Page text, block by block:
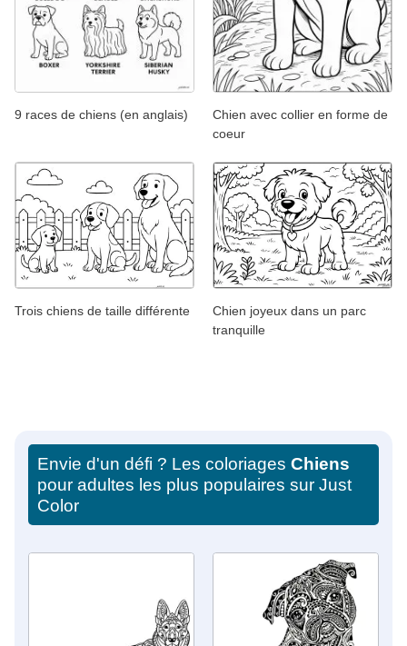
9 races de chiens (en anglais)
Chien avec collier en forme de
coeur
Trois chiens de taille différente
Chien joyeux dans un parc
tranquille
Envie d'un défi ? Les coloriages Chiens
pour adultes les plus populaires sur Just
Color